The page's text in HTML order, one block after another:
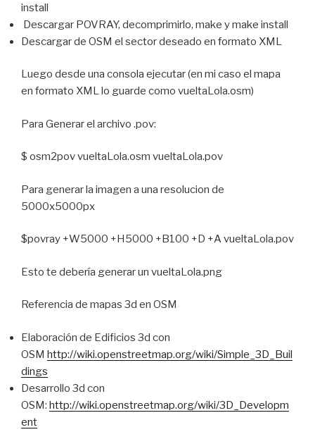
install
Descargar POVRAY, decomprimirlo, make y make install
Descargar de OSM el sector deseado en formato XML
Luego desde una consola ejecutar (en mi caso el mapa
en formato XML lo guarde como vueltaLola.osm)
Para Generar el archivo .pov:
$ osm2pov vueltaLola.osm vueltaLola.pov
Para generar la imagen a una resolucion de
5000x5000px
$povray +W5000 +H5000 +B100 +D +A vueltaLola.pov
Esto te debería generar un vueltaLola.png
Referencia de mapas 3d en OSM
Elaboración de Edificios 3d con
OSM http://wiki.openstreetmap.org/wiki/Simple_3D_Buil
dings
Desarrollo 3d con
OSM: http://wiki.openstreetmap.org/wiki/3D_Developm
ent